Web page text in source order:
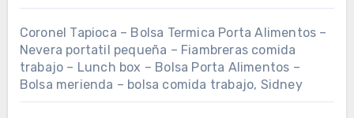
Coronel Tapioca – Bolsa Termica Porta Alimentos –
Nevera portatil pequeña – Fiambreras comida
trabajo – Lunch box – Bolsa Porta Alimentos –
Bolsa merienda – bolsa comida trabajo, Sidney